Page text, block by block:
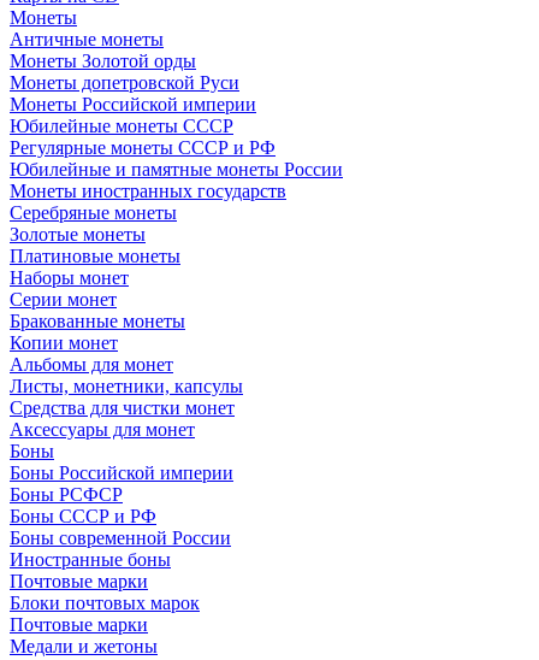
Монеты
Античные монеты
Монеты Золотой орды
Монеты допетровской Руси
Монеты Российской империи
Юбилейные монеты СССР
Регулярные монеты СССР и РФ
Юбилейные и памятные монеты России
Монеты иностранных государств
Серебряные монеты
Золотые монеты
Платиновые монеты
Наборы монет
Серии монет
Бракованные монеты
Копии монет
Альбомы для монет
Листы, монетники, капсулы
Средства для чистки монет
Аксессуары для монет
Боны
Боны Российской империи
Боны РСФСР
Боны СССР и РФ
Боны современной России
Иностранные боны
Почтовые марки
Блоки почтовых марок
Почтовые марки
Медали и жетоны